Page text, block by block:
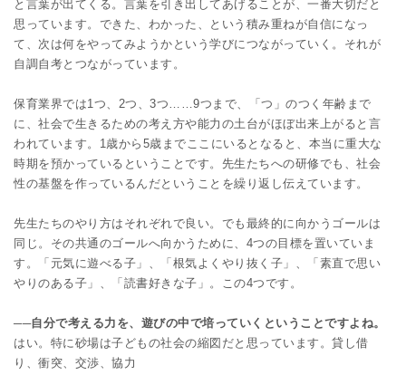
と言葉が出てくる。言葉を引き出してあげることが、一番大切だと
思っています。できた、わかった、という積み重ねが自信になっ
て、次は何をやってみようかという学びにつながっていく。それが
自調自考とつながっています。
保育業界では1つ、2つ、3つ……9つまで、「つ」のつく年齢まで
に、社会で生きるための考え方や能力の土台がほぼ出来上がると言
われています。1歳から5歳までここにいるとなると、本当に重大な
時期を預かっているということです。先生たちへの研修でも、社会
性の基盤を作っているんだということを繰り返し伝えています。
先生たちのやり方はそれぞれで良い。でも最終的に向かうゴールは
同じ。その共通のゴールへ向かうために、4つの目標を置いていま
す。「元気に遊べる子」、「根気よくやり抜く子」、「素直で思い
やりのある子」、「読書好きな子」。この4つです。
──自分で考える力を、遊びの中で培っていくということですよね。
はい。特に砂場は子どもの社会の縮図だと思っています。貸し借
り、衝突、交渉、協力